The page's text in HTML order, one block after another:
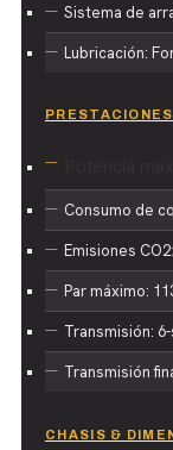
Sistema de
Lubricación:
Consumo de
Emisiones
Par máximo:
Transmisión:
Transmisión
CHASIS &